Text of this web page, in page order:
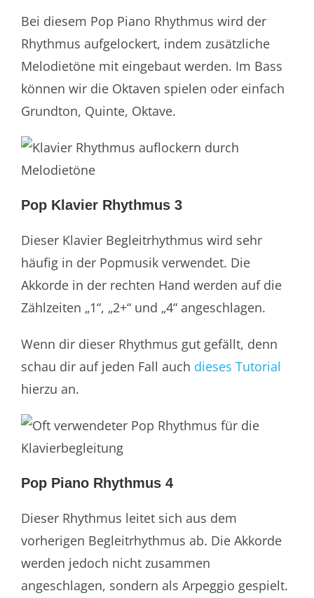
Bei diesem Pop Piano Rhythmus wird der
Rhythmus aufgelockert, indem zusätzliche
Melodietöne mit eingebaut werden. Im Bass
können wir die Oktaven spielen oder einfach
Grundton, Quinte, Oktave.
Pop Klavier Rhythmus 3
Dieser Klavier Begleitrhythmus wird sehr
häufig in der Popmusik verwendet. Die
Akkorde in der rechten Hand werden auf die
Zählzeiten „1“, „2+“ und „4“ angeschlagen.
Wenn dir dieser Rhythmus gut gefällt, denn
schau dir auf jeden Fall auch dieses Tutorial
hierzu an.
Pop Piano Rhythmus 4
Dieser Rhythmus leitet sich aus dem
vorherigen Begleitrhythmus ab. Die Akkorde
werden jedoch nicht zusammen
angeschlagen, sondern als Arpeggio gespielt.